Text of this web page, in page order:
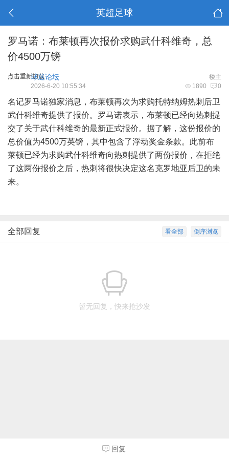
英超足球
罗马诺：布莱顿再次报价求购武什科维奇，总
价4500万镑
点击重新加载 楼主
球迷论坛
1890 0
2026-6-20 10:55:34
名记罗马诺独家消息，布莱顿再次为求购托特纳姆热刺后卫
武什科维奇提供了报价。罗马诺表示，布莱顿已经向热刺提
交了关于武什科维奇的最新正式报价。据了解，这份报价的
总价值为4500万英镑，其中包含了浮动奖金条款。此前布
莱顿已经为求购武什科维奇向热刺提供了两份报价，在拒绝
了这两份报价之后，热刺将很快决定这名克罗地亚后卫的未
来。
倒序浏览
看全部
全部回复
暂无回复，快来抢沙发
回复